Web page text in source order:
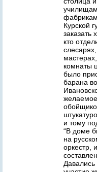
Курской
заказать
кто
комнаты
было
барана
и тому
“В доме
на
оркестр,